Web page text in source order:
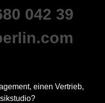
042 39
einen Vertrieb,